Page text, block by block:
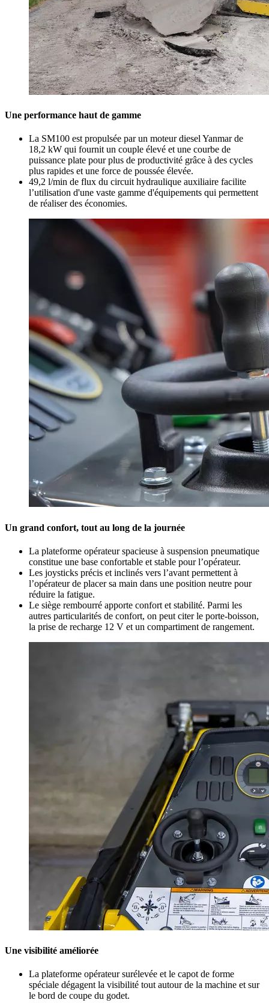
Une performance haut de gamme
La SM100 est propulsée par un moteur diesel Yanmar de
18,2 kW qui fournit un couple élevé et une courbe de
puissance plate pour plus de productivité grâce à des cycles
plus rapides et une force de poussée élevée.
49,2 l/min de flux du circuit hydraulique auxiliaire facilite
l’utilisation d'une vaste gamme d'équipements qui permettent
de réaliser des économies.
Un grand confort, tout au long de la journée
La plateforme opérateur spacieuse à suspension pneumatique
constitue une base confortable et stable pour l’opérateur.
Les joysticks précis et inclinés vers l’avant permettent à
l’opérateur de placer sa main dans une position neutre pour
réduire la fatigue.
Le siège rembourré apporte confort et stabilité. Parmi les
autres particularités de confort, on peut citer le porte-boisson,
la prise de recharge 12 V et un compartiment de rangement.
Une visibilité améliorée
La plateforme opérateur surélevée et le capot de forme
spéciale dégagent la visibilité tout autour de la machine et sur
le bord de coupe du godet.